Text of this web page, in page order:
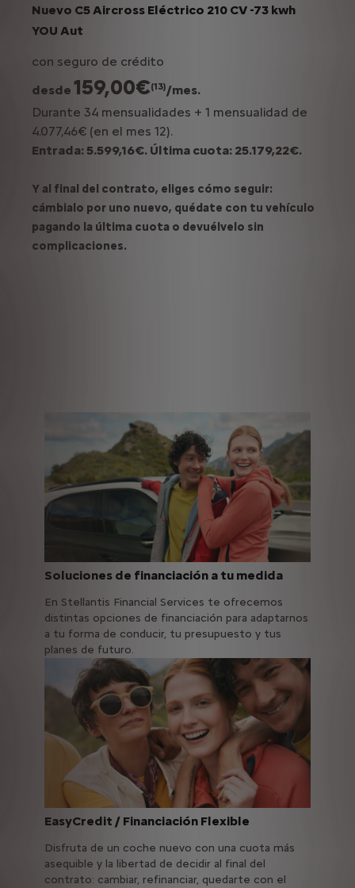
Nuevo C5 Aircross Eléctrico 210 CV -73 kwh
YOU Aut
con seguro de crédito
desde 159,00€(13)/mes.
Durante 34 mensualidades + 1 mensualidad de
4.077,46€ (en el mes 12).
Entrada: 5.599,16€. Última cuota: 25.179,22€.
Y al final del contrato, eliges cómo seguir:
cámbialo por uno nuevo, quédate con tu vehículo
pagando la última cuota o devuélvelo sin
complicaciones.
Soluciones de financiación a tu medida
En Stellantis Financial Services te ofrecemos
distintas opciones de financiación para adaptarnos
a tu forma de conducir, tu presupuesto y tus
planes de futuro.
EasyCredit / Financiación Flexible
Disfruta de un coche nuevo con una cuota más
asequible y la libertad de decidir al final del
contrato: cambiar, refinanciar, quedarte con el